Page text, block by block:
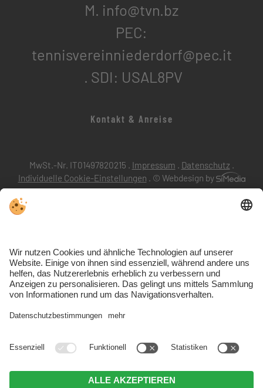
M. info@tvn.bz
PEC:
tennisvereinniederdorf@pec.it
. SDI: USAL8PV
Kontakt & Anreise
MwSt.-Nr. IT01497820215 . Impressum . Datenschutz .
Individuelle Cookie-Einstellungen . © Webdesign by